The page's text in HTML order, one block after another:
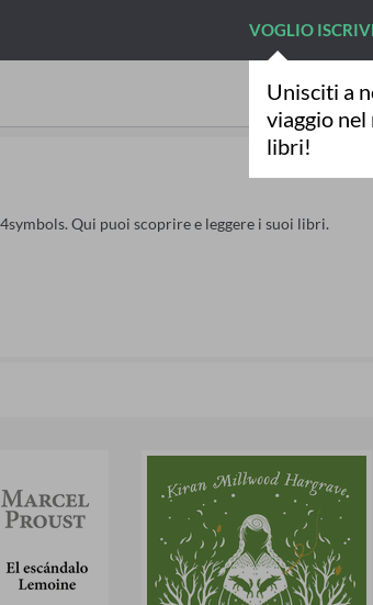
Unisciti a
viaggio nel
libri!
VOGLIO
Qui puoi scoprire e leggere i suoi libri.